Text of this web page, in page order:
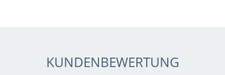
KUNDENBEWERTUNG